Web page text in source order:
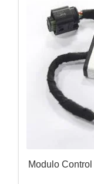
Modulo